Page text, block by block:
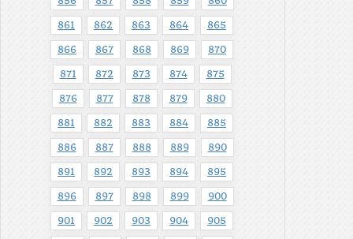
861 862 863 864 865
866 867 868 869 870
871 872 873 874 875
876 877 878 879 880
881 882 883 884 885
886 887 888 889 890
891 892 893 894 895
896 897 898 899 900
901 902 903 904 905